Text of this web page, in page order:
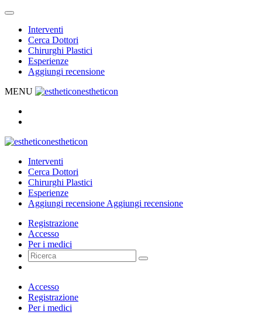
Interventi
Cerca Dottori
Chirurghi Plastici
Esperienze
Aggiungi recensione
MENU
estheticon
estheticon
Interventi
Cerca Dottori
Chirurghi Plastici
Esperienze
Aggiungi recensione Aggiungi recensione
Registrazione
Accesso
Per i medici
Accesso
Registrazione
Per i medici